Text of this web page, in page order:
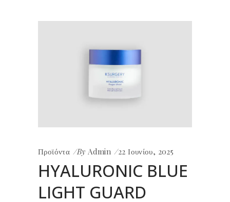
Προϊόντα By Admin 22 Ιουνίου, 2025
HYALURONIC BLUE
LIGHT GUARD